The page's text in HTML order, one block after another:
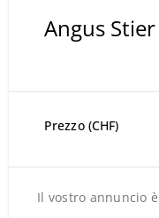
Angus Stier
Prezzo (CHF)
Il vostro annuncio